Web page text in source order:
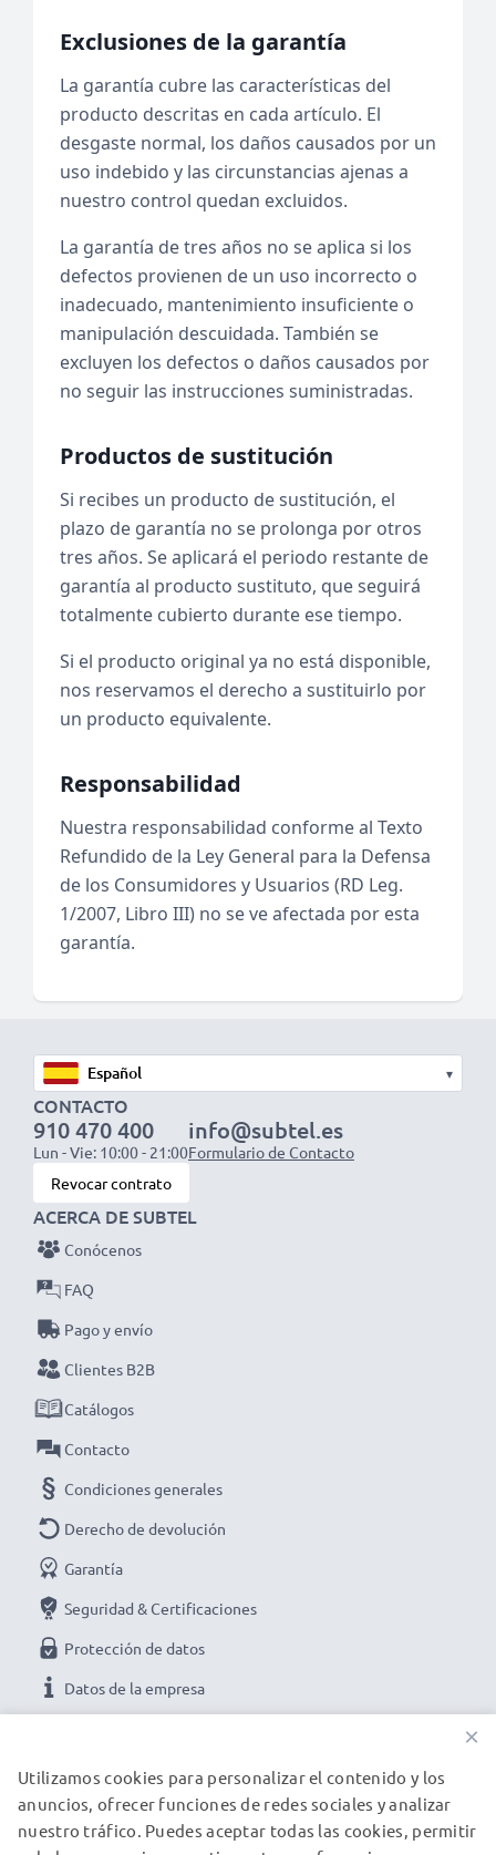
Exclusiones de la garantía
La garantía cubre las características del
producto descritas en cada artículo. El
desgaste normal, los daños causados por un
uso indebido y las circunstancias ajenas a
nuestro control quedan excluidos.
La garantía de tres años no se aplica si los
defectos provienen de un uso incorrecto o
inadecuado, mantenimiento insuficiente o
manipulación descuidada. También se
excluyen los defectos o daños causados por
no seguir las instrucciones suministradas.
Productos de sustitución
Si recibes un producto de sustitución, el
plazo de garantía no se prolonga por otros
tres años. Se aplicará el periodo restante de
garantía al producto sustituto, que seguirá
totalmente cubierto durante ese tiempo.
Si el producto original ya no está disponible,
nos reservamos el derecho a sustituirlo por
un producto equivalente.
Responsabilidad
Nuestra responsabilidad conforme al Texto
Refundido de la Ley General para la Defensa
de los Consumidores y Usuarios (RD Leg.
1/2007, Libro III) no se ve afectada por esta
garantía.
▾
CONTACTO
910 470 400
Lun - Vie: 10:00 - 21:00
info@subtel.es
Formulario de Contacto
Revocar contrato
ACERCA DE SUBTEL
Conócenos
FAQ
Pago y envío
Clientes B2B
Catálogos
Contacto
Condiciones generales
Derecho de devolución
Garantía
Seguridad & Certificaciones
Protección de datos
Datos de la empresa
NUESTROS PARTNERS DE ENVÍO
×
Utilizamos cookies para personalizar el contenido y los
anuncios, ofrecer funciones de redes sociales y analizar
nuestro tráfico. Puedes aceptar todas las cookies, permitir